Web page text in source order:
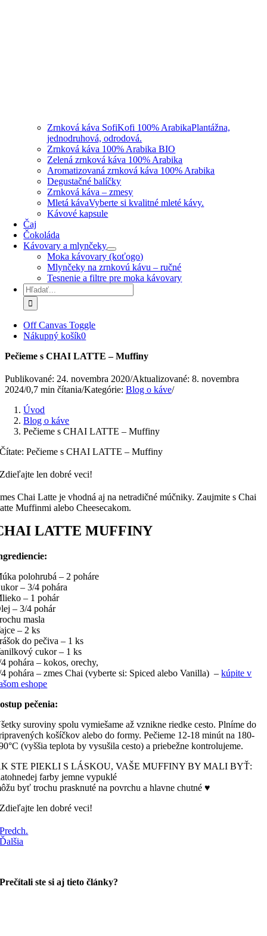
Zrnková káva SofiKofi 100% ArabikaPlantážna,
jednodruhová, odrodová.
Zrnková káva 100% Arabika BIO
Zelená zrnková káva 100% Arabika
Aromatizovaná zrnková káva 100% Arabika
Degustačné balíčky
Zrnková káva – zmesy
Mletá kávaVyberte si kvalitné mleté kávy.
Kávové kapsule
Čaj
Čokoláda
Kávovary a mlynčeky
Moka kávovary (koťogo)
Mlynčeky na zrnkovú kávu – ručné
Tesnenie a filtre pre moka kávovary
Hľadať:
Off Canvas Toggle
Nákupný košík0
Pečieme s CHAI LATTE – Muffiny
Publikované: 24. novembra 2020/Aktualizované: 8. novembra
2024/0,7 min čítania/Kategórie: Blog o káve/
Úvod
Blog o káve
Pečieme s CHAI LATTE – Muffiny
Čítate: Pečieme s CHAI LATTE – Muffiny
Zdieľajte len dobré veci!
Chai Latte je vhodná aj na netradičné múčniky. Zaujmite s Chai
Muffinmi alebo Cheesecakom.
LATTE MUFFINY
polohrubá – 2 poháre
– 3/4 pohára
– 1 pohár
– 3/4 pohár
masla
– 2 ks
do pečiva – 1 ks
cukor – 1 ks
pohára – kokos, orechy,
pohára – zmes Chai (vyberte si: Spiced alebo Vanilla) –kúpite v
eshope
pečenia:
suroviny spolu vymiešame až vznikne riedke cesto. Plníme do
košíčkov alebo do formy. Pečieme 12-18 minút na 180-
(vyššia teplota by vysušila cesto) a priebežne kontrolujeme.
STE PIEKLI S LÁSKOU, VAŠE MUFFINY BY MALI BYŤ:
farby jemne vypuklé
byť trochu prasknuté na povrchu a hlavne chutné ♥
Zdieľajte len dobré veci!
Predch.
Ďalšia
Prečítali ste si aj tieto články?